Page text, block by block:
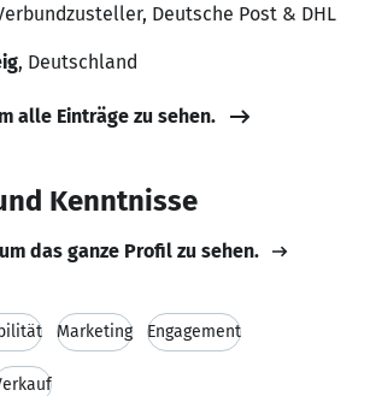
Deutsche Post & DHL
, Deutschland
alle Einträge zu sehen.
Kenntnisse
das ganze Profil zu sehen.
Marketing Engagement